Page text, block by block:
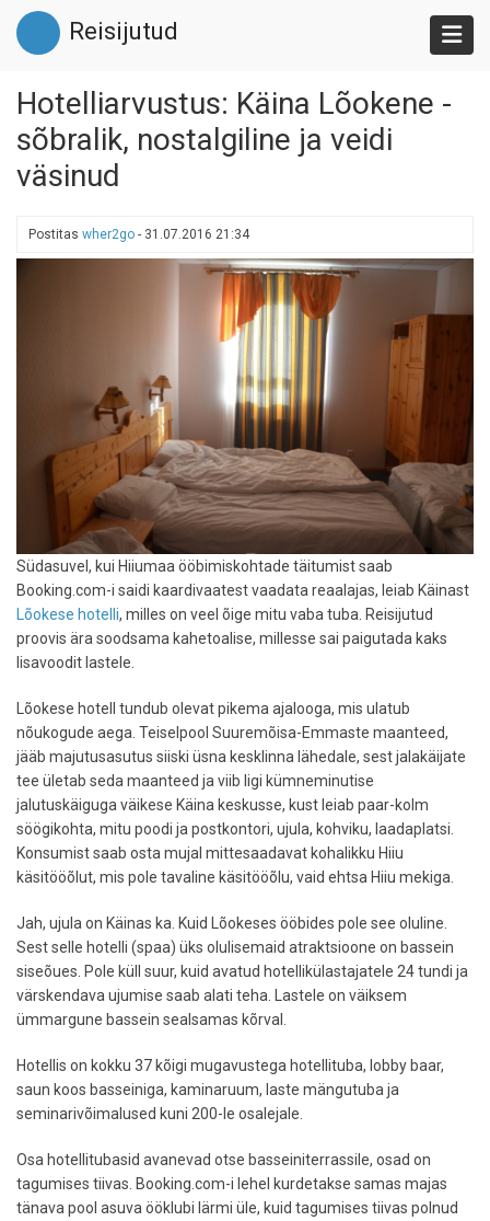
Liigu
edasi
põhisisu
Reisijutud
Hotelliarvustus: Käina Lõokene -
sõbralik, nostalgiline ja veidi
väsinud
Postitas wher2go - 31.07.2016 21:34
Südasuvel, kui Hiiumaa ööbimiskohtade täitumist saab
Booking.com-i saidi kaardivaatest vaadata reaalajas, leiab Käinast
Lõokese hotelli, milles on veel õige mitu vaba tuba. Reisijutud
proovis ära soodsama kahetoalise, millesse sai paigutada kaks
lisavoodit lastele.
Lõokese hotell tundub olevat pikema ajalooga, mis ulatub
nõukogude aega. Teiselpool Suuremõisa-Emmaste maanteed,
jääb majutusasutus siiski üsna kesklinna lähedale, sest jalakäijate
tee ületab seda maanteed ja viib ligi kümneminutise
jalutuskäiguga väikese Käina keskusse, kust leiab paar-kolm
söögikohta, mitu poodi ja postkontori, ujula, kohviku, laadaplatsi.
Konsumist saab osta mujal mittesaadavat kohalikku Hiiu
käsitööõlut, mis pole tavaline käsitööõlu, vaid ehtsa Hiiu mekiga.
Jah, ujula on Käinas ka. Kuid Lõokeses ööbides pole see oluline.
Sest selle hotelli (spaa) üks olulisemaid atraktsioone on bassein
siseõues. Pole küll suur, kuid avatud hotellikülastajatele 24 tundi ja
värskendava ujumise saab alati teha. Lastele on väiksem
ümmargune bassein sealsamas kõrval.
Hotellis on kokku 37 kõigi mugavustega hotellituba, lobby baar,
saun koos basseiniga, kaminaruum, laste mängutuba ja
seminarivõimalused kuni 200-le osalejale.
Osa hotellitubasid avanevad otse basseiniterrassile, osad on
tagumises tiivas. Booking.com-i lehel kurdetakse samas majas
tänava pool asuva ööklubi lärmi üle, kuid tagumises tiivas polnud